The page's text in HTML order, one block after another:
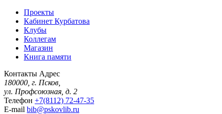
Проекты
Кабинет Курбатова
Клубы
Коллегам
Магазин
Книга памяти
Контакты Адрес
180000, г. Псков,
ул. Профсоюзная, д. 2
Телефон +7(8112) 72-47-35
E-mail bib@pskovlib.ru